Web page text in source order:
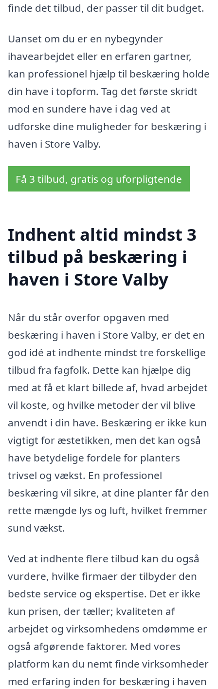
finde det tilbud, der passer til dit budget.
Uanset om du er en nybegynder
ihavearbejdet eller en erfaren gartner,
kan professionel hjælp til beskæring holde
din have i topform. Tag det første skridt
mod en sundere have i dag ved at
udforske dine muligheder for beskæring i
haven i Store Valby.
Få 3 tilbud, gratis og uforpligtende
Indhent altid mindst 3
tilbud på beskæring i
haven i Store Valby
Når du står overfor opgaven med
beskæring i haven i Store Valby, er det en
god idé at indhente mindst tre forskellige
tilbud fra fagfolk. Dette kan hjælpe dig
med at få et klart billede af, hvad arbejdet
vil koste, og hvilke metoder der vil blive
anvendt i din have. Beskæring er ikke kun
vigtigt for æstetikken, men det kan også
have betydelige fordele for planters
trivsel og vækst. En professionel
beskæring vil sikre, at dine planter får den
rette mængde lys og luft, hvilket fremmer
sund vækst.
Ved at indhente flere tilbud kan du også
vurdere, hvilke firmaer der tilbyder den
bedste service og ekspertise. Det er ikke
kun prisen, der tæller; kvaliteten af
arbejdet og virksomhedens omdømme er
også afgørende faktorer. Med vores
platform kan du nemt finde virksomheder
med erfaring inden for beskæring i haven